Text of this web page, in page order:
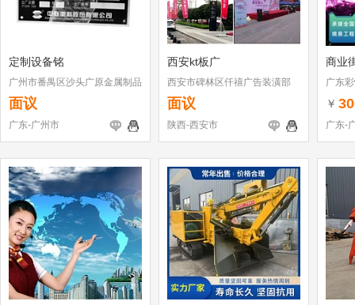
定制设备铭
广州市番禺区沙头广原金属制品
厂
面议
广东-广州市
西安kt板广
西安市碑林区仟禧广告装潢部
面议
陕西-西安市
商业
广东
有限
￥
广东-